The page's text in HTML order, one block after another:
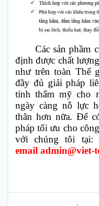
Các sản phầm
định được chất
như trên toàn Thế
đầy đủ giải pháp
tính thẩm mỹ cho
ngày càng nỗ lực
thân hơn nữa. Để
pháp tối ưu cho
với chúng tôi tại:
email admin@viet-